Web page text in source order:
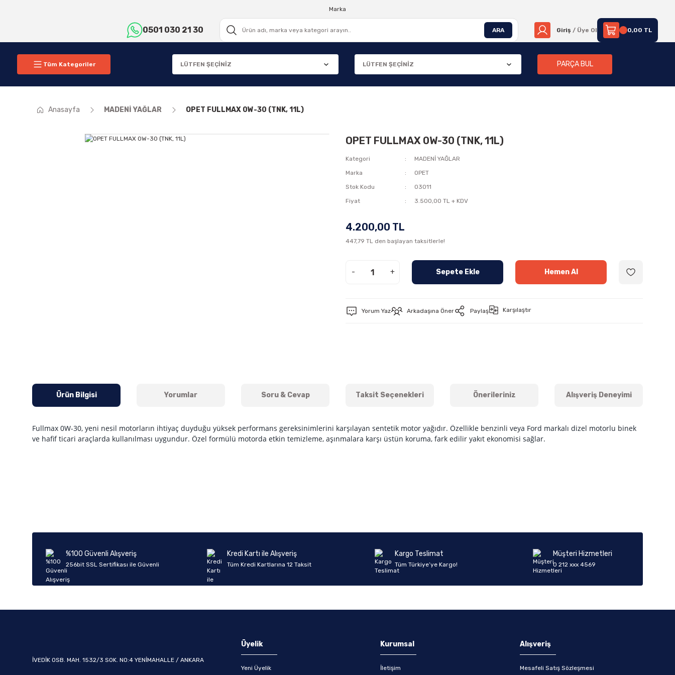
Marka
0501 030 21 30 ARA Giriş / Üye Ol 0,00 TL
Tüm Kategoriler PARÇA BUL
Anasayfa MADENİ YAĞLAR OPET FULLMAX 0W-30 (TNK, 11L)
OPET FULLMAX 0W-30 (TNK, 11L)
Kategori
MADENİ YAĞLAR
Marka
OPET
Stok Kodu
03011
Fiyat
3.500,00 TL + KDV
4.200,00 TL
447,79 TL den başlayan taksitlerle!
- + Sepete Ekle Hemen Al
Yorum Yaz Arkadaşına Öner Paylaş Karşılaştır
Ürün Bilgisi Yorumlar Soru & Cevap Taksit Seçenekleri Önerileriniz Alışveriş Deneyimi
Fullmax 0W-30, yeni nesil motorların ihtiyaç duyduğu yüksek performans gereksinimlerini karşılayan sentetik motor yağıdır. Özellikle benzinli veya Ford markalı dizel motorlu binek
ve hafif ticari araçlarda kullanılması uygundur. Özel formülü motorda etkin temizleme, aşınmalara karşı üstün koruma, fark edilir yakıt ekonomisi sağlar.
Ürün fiyatı diğer sitelerden daha pahalı.
Bu ürüne benzer farklı alternatifler olmalı.
%100 Güvenli Alışveriş
256bit SSL Sertifikası ile Güvenli
Kredi Kartı ile Alışveriş
Tüm Kredi Kartlarına 12 Taksit
Kargo Teslimat
Tüm Türkiye’ye Kargo!
Müşteri Hizmetleri
0 212 xxx 4569
İVEDİK OSB. MAH. 1532/3 SOK. NO:4 YENİMAHALLE / ANKARA
Üyelik
Yeni Üyelik
Kurumsal
İletişim
Alışveriş
Mesafeli Satış Sözleşmesi